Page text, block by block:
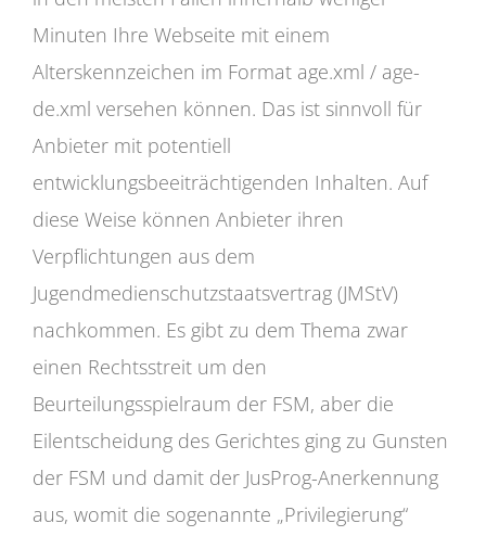
Minuten Ihre Webseite mit einem
Alterskennzeichen im Format age.xml / age-
de.xml versehen können. Das ist sinnvoll für
Anbieter mit potentiell
entwicklungsbeeiträchtigenden Inhalten. Auf
diese Weise können Anbieter ihren
Verpflichtungen aus dem
Jugendmedienschutzstaatsvertrag (JMStV)
nachkommen. Es gibt zu dem Thema zwar
einen Rechtsstreit um den
Beurteilungsspielraum der FSM, aber die
Eilentscheidung des Gerichtes ging zu Gunsten
der FSM und damit der JusProg-Anerkennung
aus, womit die sogenannte „Privilegierung“